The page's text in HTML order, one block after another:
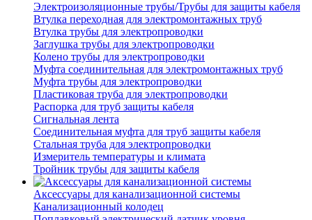
Электроизоляционные трубы/Трубы для защиты кабеля
Втулка переходная для электромонтажных труб
Втулка трубы для электропроводки
Заглушка трубы для электропроводки
Колено трубы для электропроводки
Муфта соединительная для электромонтажных труб
Муфта трубы для электропроводки
Пластиковая труба для электропроводки
Распорка для труб защиты кабеля
Сигнальная лента
Соединительная муфта для труб защиты кабеля
Стальная труба для электропроводки
Измеритель температуры и климата
Тройник трубы для защиты кабеля
Аксессуары для канализационной системы
Канализационный колодец